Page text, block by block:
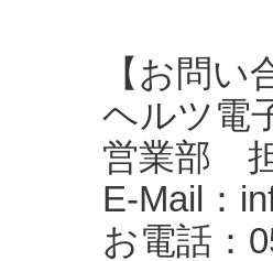
【お問い
ヘルツ電
営業部
E-Mail：
お電話：